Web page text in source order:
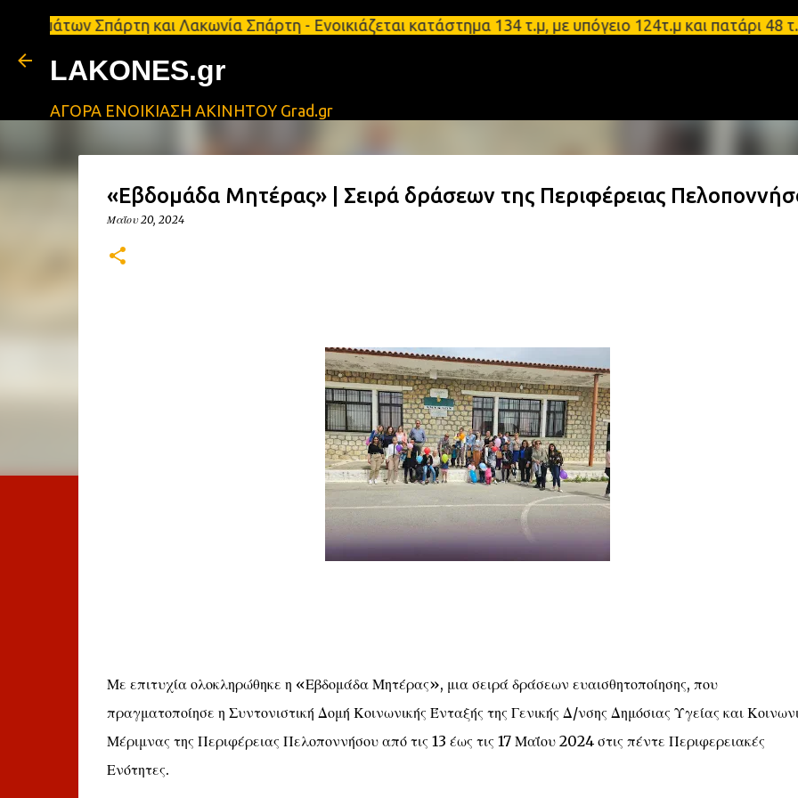
Μετάβαση στο κύριο περιεχόμενο
Σπάρτη και Λακωνία Σπάρτη - Ενοικιάζεται κατάστημα 134 τ.μ, με υπόγειο 124τ.μ και πατάρι
LAKONES.gr
ΑΓΟΡΑ ΕΝΟΙΚΙΑΣΗ ΑΚΙΝΗΤΟΥ Grad.gr
«Εβδομάδα Μητέρας» | Σειρά δράσεων της Περιφέρειας
Μαΐου 20, 2024
Με επιτυχία ολοκληρώθηκε η «Εβδομάδα Μητέρας», μια σειρά δράσεων ευαισθητοποίησης, που
πραγματοποίησε η Συντονιστική Δομή Κοινωνικής Ένταξής της Γενικής Δ/νσης Δημόσιας Υγείας και
Μέριμνας της Περιφέρειας Πελοποννήσου από τις 13 έως τις 17 Μαΐου 2024 στις πέντε Περιφερειακές
Ενότητες.